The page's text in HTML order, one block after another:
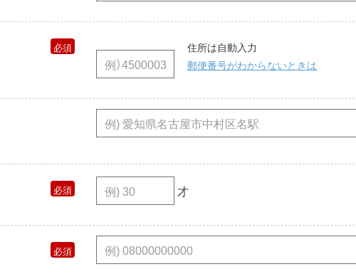
住所は自動入力
郵便番号がわからないときは
才